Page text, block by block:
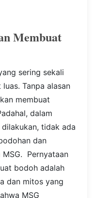
Membuat
sering sekali
Tanpa alasan
membuat
dalam
tidak ada
dan
Pernyataan
bodoh adalah
dan mitos yang
MSG